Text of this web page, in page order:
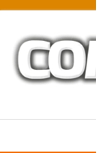
content